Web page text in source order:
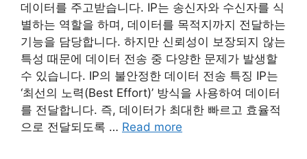
데이터를 주고받습니다. IP는 송신자와 수신자를 식
별하는 역할을 하며, 데이터를 목적지까지 전달하는
기능을 담당합니다. 하지만 신뢰성이 보장되지 않는
특성 때문에 데이터 전송 중 다양한 문제가 발생할
수 있습니다. IP의 불안정한 데이터 전송 특징 IP는
‘최선의 노력(Best Effort)’ 방식을 사용하여 데이터
를 전달합니다. 즉, 데이터가 최대한 빠르고 효율적
으로 전달되도록 … Read more